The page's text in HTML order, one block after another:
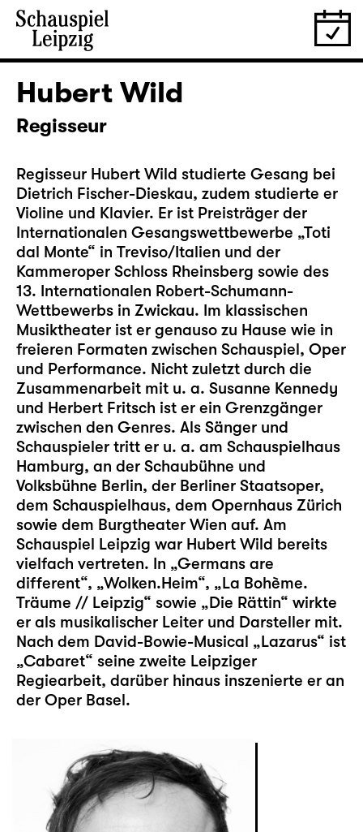
Hubert Wild
Regisseur
Regisseur Hubert Wild studierte Gesang bei
Dietrich Fischer-Dieskau, zudem studierte er
Violine und Klavier. Er ist Preisträger der
Internationalen Gesangswettbewerbe „Toti
dal Monte“ in Treviso/Italien und der
Kammeroper Schloss Rheinsberg sowie des
13. Internationalen Robert-Schumann-
Wettbewerbs in Zwickau. Im klassischen
Musiktheater ist er genauso zu Hause wie in
freieren Formaten zwischen Schauspiel, Oper
und Performance. Nicht zuletzt durch die
Zusammenarbeit mit u. a. Susanne Kennedy
und Herbert Fritsch ist er ein Grenzgänger
zwischen den Genres. Als Sänger und
Schauspieler tritt er u. a. am Schauspielhaus
Hamburg, an der Schaubühne und
Volksbühne Berlin, der Berliner Staatsoper,
dem Schauspielhaus, dem Opernhaus Zürich
sowie dem Burgtheater Wien auf. Am
Schauspiel Leipzig war Hubert Wild bereits
vielfach vertreten. In „Germans are
different“, „Wolken.Heim“, „La Bohème.
Träume // Leipzig“ sowie „Die Rättin“ wirkte
er als musikalischer Leiter und Darsteller mit.
Nach dem David-Bowie-Musical „Lazarus“ ist
„Cabaret“ seine zweite Leipziger
Regiearbeit, darüber hinaus inszenierte er an
der Oper Basel.